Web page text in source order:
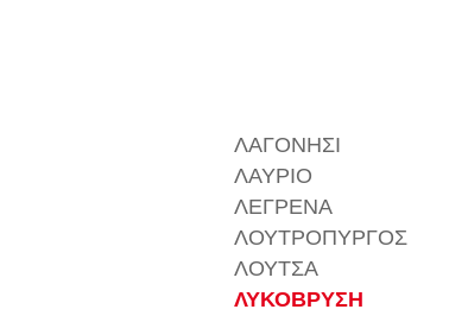
ΛΑΓΟΝΗΣΙ
ΛΑΥΡΙΟ
ΛΕΓΡΕΝΑ
ΛΟΥΤΡΟΠΥΡΓΟΣ
ΛΟΥΤΣΑ
ΛΥΚΟΒΡΥΣΗ